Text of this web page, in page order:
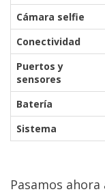
Cámara selfie
Conectividad
Puertos y
sensores
Batería
Sistema
Pasamos